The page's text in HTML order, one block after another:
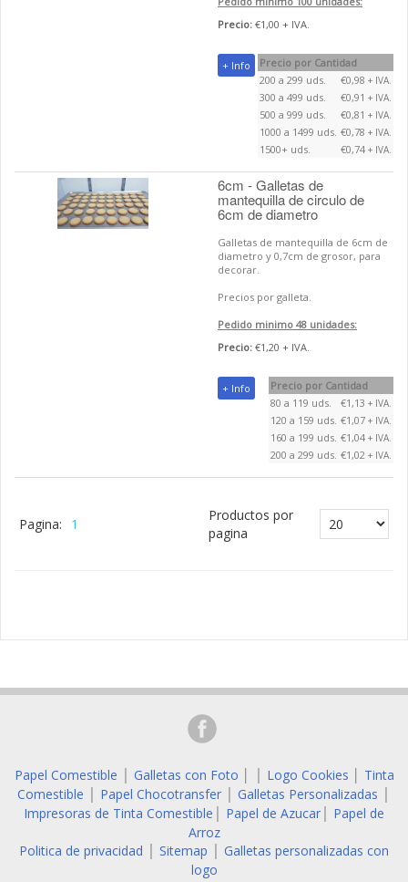
Precio: €1,00 + IVA.
Precio por Cantidad
200 a 299 uds.
€0,98 + IVA.
300 a 499 uds. €0,91 + IVA.
500 a 999 uds. €0,81 + IVA.
1000 a 1499 uds. €0,78 + IVA.
1500+ uds. €0,74 + IVA.
+ Info
6cm - Galletas de
mantequilla de circulo de
6cm de diametro
Galletas de mantequilla de 6cm de
diametro y 0,7cm de grosor, para
decorar.
Precios por galleta.
Pedido minimo 48 unidades:
Precio: €1,20 + IVA.
Precio por Cantidad
80 a 119 uds.
€1,13 + IVA.
120 a 159 uds. €1,07 + IVA.
160 a 199 uds. €1,04 + IVA.
200 a 299 uds. €1,02 + IVA.
+ Info
Pagina: 1
Productos por
pagina
Papel Comestible Galletas con Foto Logo Cookies
Tinta
Comestible
Papel Chocotransfer Galletas Personalizadas
Impresoras de Tinta Comestible Papel de Azucar
Papel de
Arroz
Politica de privacidad
Sitemap
Galletas personalizadas con
logo